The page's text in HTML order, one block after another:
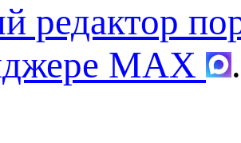
редактор
MAX
.